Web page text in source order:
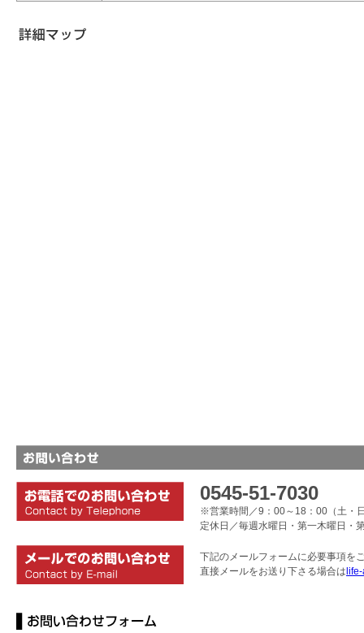
0545-51-7030
※営業時間／9：00～18：00（土・
定休日／毎週水曜日・第一木曜日・
下記のメールフォームに必要事項を
直接メールをお送り下さる場合はlife-